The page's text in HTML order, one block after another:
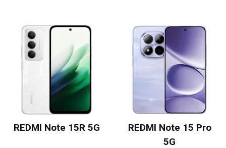
REDMI Note 15R 5G
REDMI Note 15 Pro
5G